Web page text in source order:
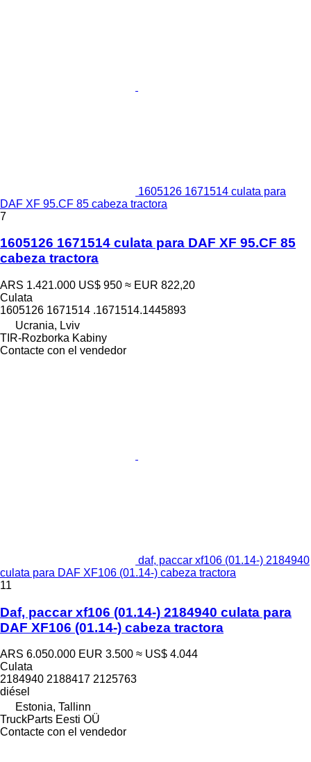
1605126 1671514 culata para
DAF XF 95.CF 85 cabeza tractora
7
1605126 1671514 culata para DAF XF 95.CF 85
cabeza tractora
ARS 1.421.000 US$ 950 ≈ EUR 822,20
Culata
1605126 1671514 .1671514.1445893
Ucrania, Lviv
TIR-Rozborka Kabiny
Contacte con el vendedor
daf, paccar xf106 (01.14-) 2184940
culata para DAF XF106 (01.14-) cabeza tractora
11
Daf, paccar xf106 (01.14-) 2184940 culata para
DAF XF106 (01.14-) cabeza tractora
ARS 6.050.000 EUR 3.500 ≈ US$ 4.044
Culata
2184940 2188417 2125763
diésel
Estonia, Tallinn
TruckParts Eesti OÜ
Contacte con el vendedor